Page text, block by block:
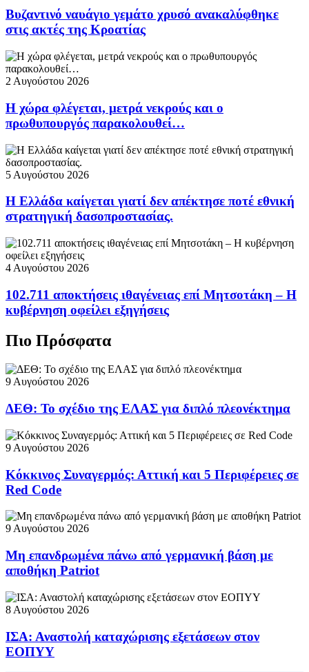
Βυζαντινό ναυάγιο γεμάτο χρυσό ανακαλύφθηκε
στις ακτές της Κροατίας
2 Αυγούστου 2026
Η χώρα φλέγεται, μετρά νεκρούς και ο
πρωθυπουργός παρακολουθεί…
5 Αυγούστου 2026
Η Ελλάδα καίγεται γιατί δεν απέκτησε ποτέ εθνική
στρατηγική δασοπροστασίας.
4 Αυγούστου 2026
102.711 αποκτήσεις ιθαγένειας επί Μητσοτάκη – Η
κυβέρνηση οφείλει εξηγήσεις
Πιο Πρόσφατα
9 Αυγούστου 2026
ΔΕΘ: Το σχέδιο της ΕΛΑΣ για διπλό πλεονέκτημα
9 Αυγούστου 2026
Κόκκινος Συναγερμός: Αττική και 5 Περιφέρειες σε
Red Code
9 Αυγούστου 2026
Μη επανδρωμένα πάνω από γερμανική βάση με
αποθήκη Patriot
8 Αυγούστου 2026
ΙΣΑ: Αναστολή καταχώρισης εξετάσεων στον
ΕΟΠΥΥ